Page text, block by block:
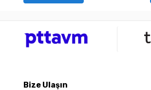
Bize Ulaşın